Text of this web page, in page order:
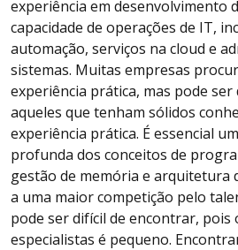
experiência em desenvolvimento
capacidade de operações de IT,
automação, serviços na cloud e
sistemas. Muitas empresas
experiência prática, mas pode
aqueles que tenham sólidos
experiência prática. É essencial
profunda dos conceitos de
gestão de memória e arquitetura
a uma maior competição pelo
pode ser difícil de encontrar, pois
especialistas é pequeno.